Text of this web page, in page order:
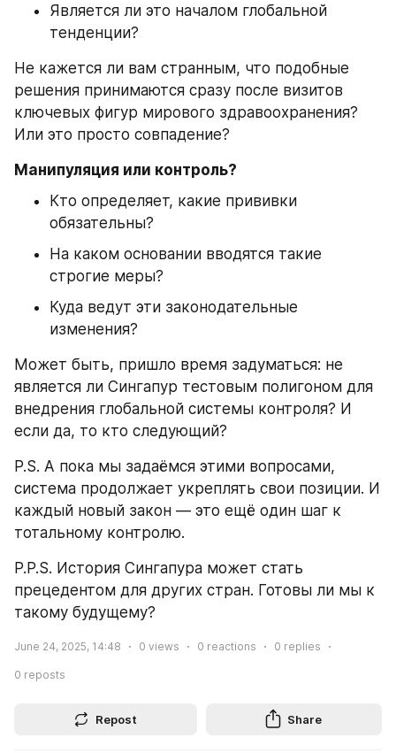
Является ли это началом глобальной
тенденции?
Не кажется ли вам странным, что подобные
решения принимаются сразу после визитов
ключевых фигур мирового здравоохранения?
Или это просто совпадение?
Манипуляция или контроль?
Кто определяет, какие прививки
обязательны?
На каком основании вводятся такие
строгие меры?
Куда ведут эти законодательные
изменения?
Может быть, пришло время задуматься: не
является ли Сингапур тестовым полигоном для
внедрения глобальной системы контроля? И
если да, то кто следующий?
P.S. А пока мы задаёмся этими вопросами,
система продолжает укреплять свои позиции. И
каждый новый закон — это ещё один шаг к
тотальному контролю.
P.P.S. История Сингапура может стать
прецедентом для других стран. Готовы ли мы к
такому будущему?
June 24, 2025, 14:48 0 views 0 reactions 0 replies
0 reposts
Repost Share